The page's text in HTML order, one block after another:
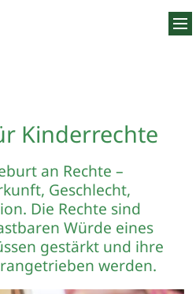
Kinderrechte
an Rechte –
Geschlecht,
Die Rechte sind
Würde eines
gestärkt und ihre
werden.